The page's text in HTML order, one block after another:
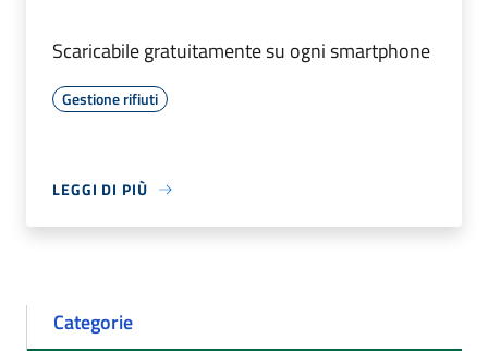
Scaricabile gratuitamente su ogni smartphone
Gestione rifiuti
LEGGI DI PIÙ
Categorie